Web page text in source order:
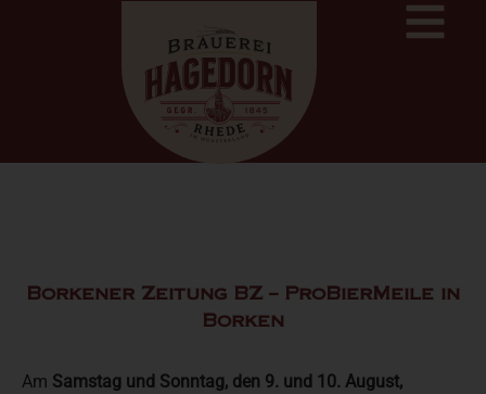
Borkener Zeitung BZ – ProBierMeile in
Borken
Am Samstag und Sonntag, den 9. und 10. August,